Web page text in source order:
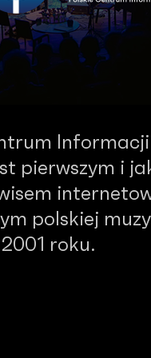
pierwszym i
polskiej
roku.